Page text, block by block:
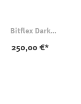
Bitflex Dark
250,00 €*